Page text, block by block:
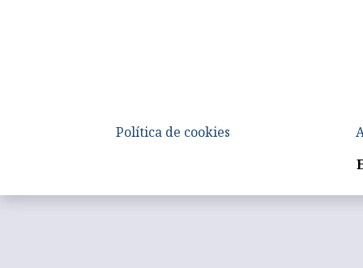
Política de cookies